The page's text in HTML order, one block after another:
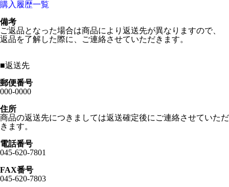
購入履歴一覧
備考
ご返品となった場合は商品により返送先が異なりますので、
返品を了解した際に、ご連絡させていただきます。
■返送先
郵便番号
000-0000
住所
商品の返送先につきましては返送確定後にご連絡させていただ
きます。
電話番号
045-620-7801
FAX番号
045-620-7803